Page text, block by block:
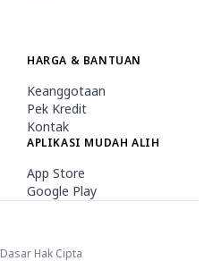
HARGA & BANTUAN
Keanggotaan
Pek Kredit
Kontak
APLIKASI MUDAH ALIH
App Store
Google Play
Dasar Hak Cipta